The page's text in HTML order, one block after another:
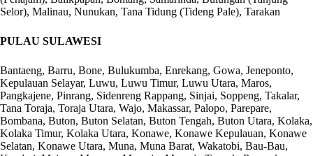
Selor), Malinau, Nunukan, Tana Tidung (Tideng Pale), Tarakan
PULAU SULAWESI
Bantaeng, Barru, Bone, Bulukumba, Enrekang, Gowa, Jeneponto,
Kepulauan Selayar, Luwu, Luwu Timur, Luwu Utara, Maros,
Pangkajene, Pinrang, Sidenreng Rappang, Sinjai, Soppeng, Takalar,
Tana Toraja, Toraja Utara, Wajo, Makassar, Palopo, Parepare,
Bombana, Buton, Buton Selatan, Buton Tengah, Buton Utara, Kolaka,
Kolaka Timur, Kolaka Utara, Konawe, Konawe Kepulauan, Konawe
Selatan, Konawe Utara, Muna, Muna Barat, Wakatobi, Bau-Bau,